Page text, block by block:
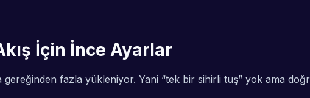
İçin İnce Ayarlar
fazla yükleniyor. Yani “tek bir sihirli tuş” yok ama